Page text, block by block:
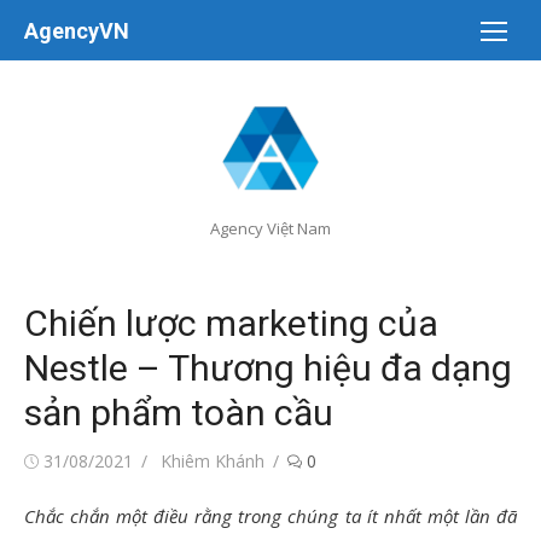
Agency Việt Nam
AgencyVN
Chiến lược marketing của
Nestle – Thương hiệu đa dạng
sản phẩm toàn cầu
Đăng31/08/2021
Tác
Khiêm Khánh 0
Chắc chắn một điều rằng trong chúng ta ít nhất một lần đã